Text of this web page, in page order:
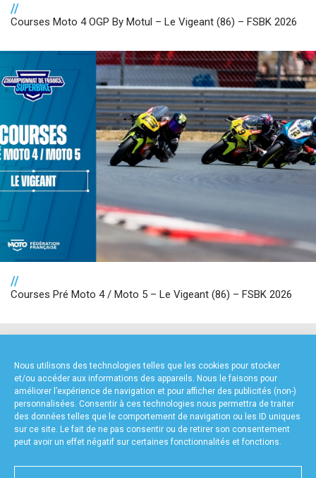
Nous utilisons des technologies telles que les cookies pour stocker
et/ou accéder aux informations des appareils. Nous le faisons pour
améliorer l’expérience de navigation et pour afficher des publicités (non-)
personnalisées. Consentir à ces technologies nous permettra de traiter
des données telles que le comportement de navigation ou les ID uniques
sur ce site. Le fait de ne pas consentir ou de retirer son consentement
peut avoir un effet négatif sur certaines fonctionnalités et fonctions.
//
Courses Moto 4 OGP By Motul – Le Vigeant (86) – FSBK 2026
//
Courses Pré Moto 4 / Moto 5 – Le Vigeant (86) – FSBK 2026